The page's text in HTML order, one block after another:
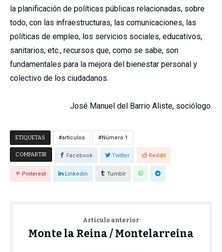
la planificación de políticas públicas relacionadas, sobre
todo, con las infraestructuras, las comunicaciones, las
políticas de empleo, los servicios sociales, educativos,
sanitarios, etc., recursos que, como se sabe, son
fundamentales para la mejora del bienestar personal y
colectivo de los ciudadanos.
José Manuel del Barrio Aliste, sociólogo.
ETIQUETAS artículos Número 1
COMPARTIR Facebook Twitter Reddit
Pinterest Linkedin Tumblr
Artículo anterior
Monte la Reina / Montelarreina